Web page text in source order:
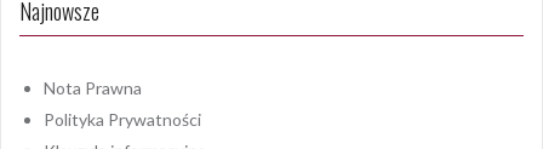
Najnowsze
Nota Prawna
Polityka Prywatności